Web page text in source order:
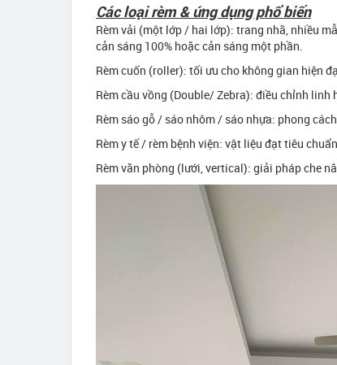
Các loại rèm & ứng dụng phổ biến
Rèm vải (một lớp / hai lớp): trang nhã, nhiều
cản sáng 100% hoặc cản sáng một phần.
Rèm cuốn (roller): tối ưu cho không gian hiện
Rèm cầu vồng (Double/ Zebra): điều chỉnh
Rèm sáo gỗ / sáo nhôm / sáo nhựa: phong
Rèm y tế / rèm bệnh viện: vật liệu đạt tiêu
Rèm văn phòng (lưới, vertical): giải pháp che